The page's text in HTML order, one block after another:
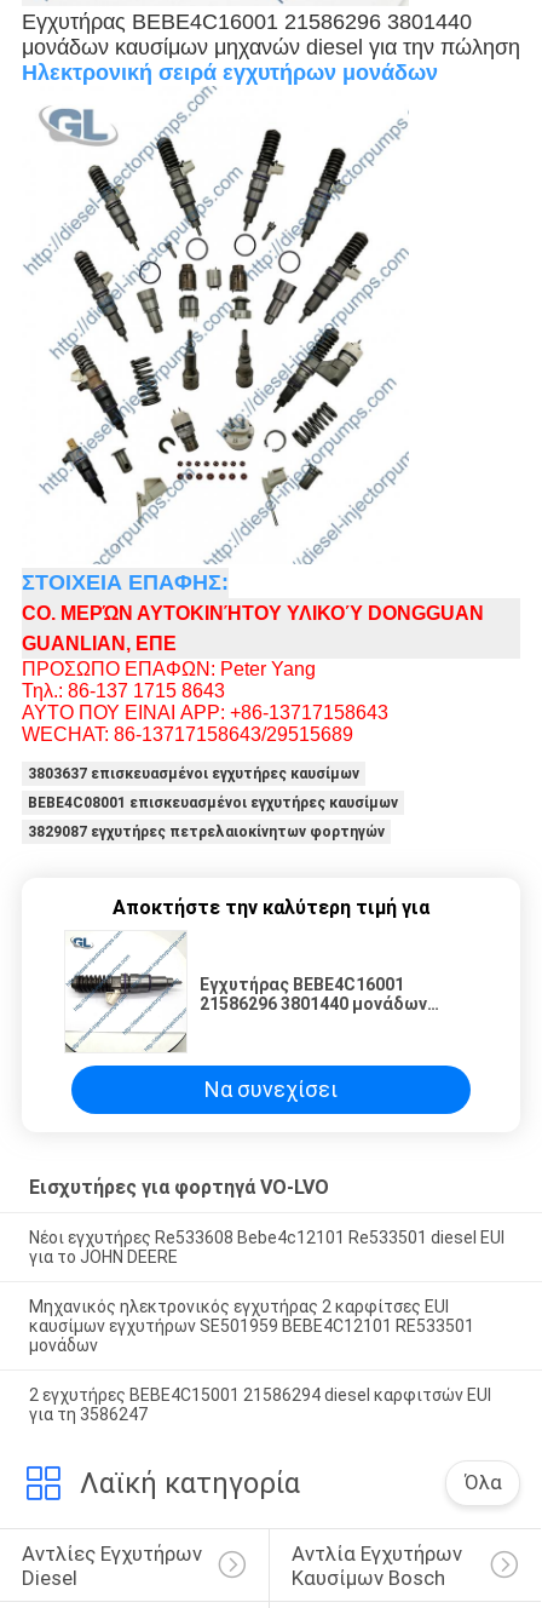
Εγχυτήρας BEBE4C16001 21586296 3801440
μονάδων καυσίμων μηχανών diesel για την πώληση
Ηλεκτρονική σειρά εγχυτήρων μονάδων
ΣΤΟΙΧΕΙΑ ΕΠΑΦΗΣ:
CO. ΜΕΡΏΝ ΑΥΤΟΚΙΝΉΤΟΥ ΥΛΙΚΟΎ DONGGUAN
GUANLIAN, ΕΠΕ
ΠΡΟΣΩΠΟ ΕΠΑΦΩΝ: Peter Yang
Τηλ.: 86-137 1715 8643
ΑΥΤΟ ΠΟΥ ΕΙΝΑΙ APP: +86-13717158643
WECHAT: 86-13717158643/29515689
3803637 επισκευασμένοι εγχυτήρες καυσίμων
BEBE4C08001 επισκευασμένοι εγχυτήρες καυσίμων
3829087 εγχυτήρες πετρελαιοκίνητων φορτηγών
Αποκτήστε την καλύτερη τιμή για
Εγχυτήρας BEBE4C16001
21586296 3801440 μονάδων
Να συνεχίσει
Εισχυτήρες για φορτηγά VO-LVO
Νέοι εγχυτήρες Re533608 Bebe4c12101 Re533501 diesel EUI
για το JOHN DEERE
Μηχανικός ηλεκτρονικός εγχυτήρας 2 καρφίτσες EUI
καυσίμων εγχυτήρων SE501959 BEBE4C12101 RE533501
μονάδων
2 εγχυτήρες BEBE4C15001 21586294 diesel καρφιτσών EUI
για τη 3586247
Λαϊκή κατηγορία Όλα
Αντλίες Εγχυτήρων
Diesel
Αντλία Εγχυτήρων
Καυσίμων Bosch